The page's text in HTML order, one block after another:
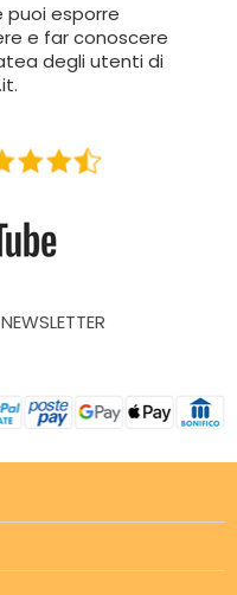
puoi esporre
e far conoscere
degli utenti di